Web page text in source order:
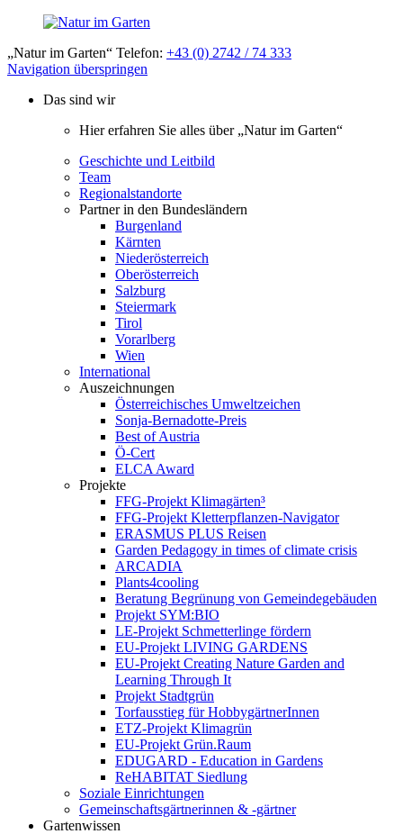
„Natur im Garten“ Telefon: +43 (0) 2742 / 74 333
Navigation überspringen
Das sind wir
Hier erfahren Sie alles über „Natur im Garten“
Geschichte und Leitbild
Team
Regionalstandorte
Partner in den Bundesländern
Burgenland
Kärnten
Niederösterreich
Oberösterreich
Salzburg
Steiermark
Tirol
Vorarlberg
Wien
International
Auszeichnungen
Österreichisches Umweltzeichen
Sonja-Bernadotte-Preis
Best of Austria
Ö-Cert
ELCA Award
Projekte
FFG-Projekt Klimagärten³
FFG-Projekt Kletterpflanzen-Navigator
ERASMUS PLUS Reisen
Garden Pedagogy in times of climate crisis
ARCADIA
Plants4cooling
Beratung Begrünung von Gemeindegebäuden
Projekt SYM:BIO
LE-Projekt Schmetterlinge fördern
EU-Projekt LIVING GARDENS
EU-Projekt Creating Nature Garden and
Learning Through It
Projekt Stadtgrün
Torfausstieg für HobbygärtnerInnen
ETZ-Projekt Klimagrün
EU-Projekt Grün.Raum
EDUGARD - Education in Gardens
ReHABITAT Siedlung
Soziale Einrichtungen
Gemeinschaftsgärtnerinnen & -gärtner
Gartenwissen